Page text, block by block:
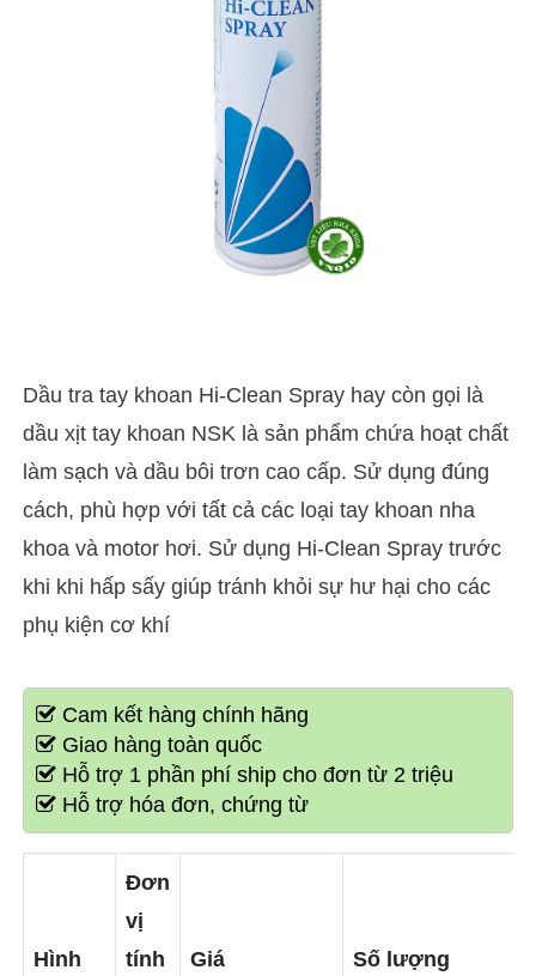
Dầu tra tay khoan Hi-Clean Spray hay còn gọi là
dầu xịt tay khoan NSK là sản phẩm chứa hoạt chất
làm sạch và dầu bôi trơn cao cấp. Sử dụng đúng
cách, phù hợp với tất cả các loại tay khoan nha
khoa và motor hơi. Sử dụng Hi-Clean Spray trước
khi khi hấp sấy giúp tránh khỏi sự hư hại cho các
phụ kiện cơ khí
Cam kết hàng chính hãng
Giao hàng toàn quốc
Hỗ trợ 1 phần phí ship cho đơn từ 2 triệu
Hỗ trợ hóa đơn, chứng từ
Hình
Đơn
vị
tính
Giá Số lượng